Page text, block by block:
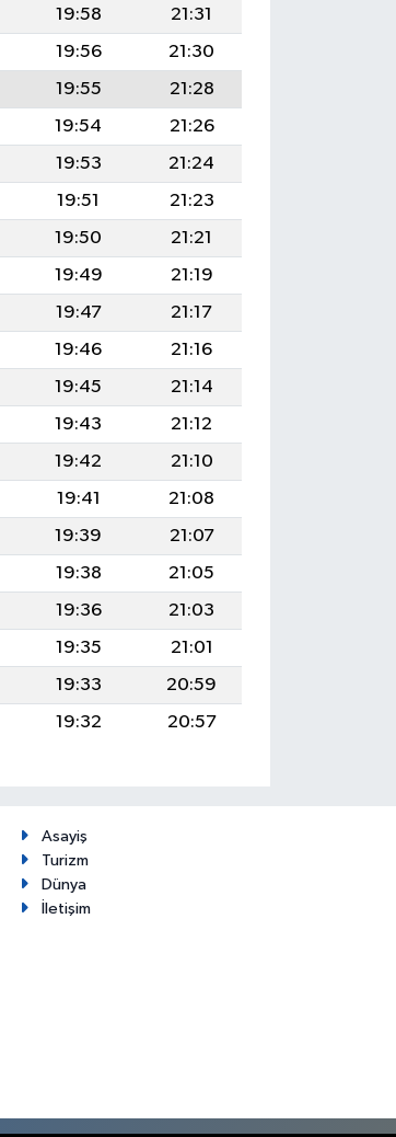
19:58
21:31
19:56
21:30
19:55
21:28
19:54
21:26
19:53
21:24
19:51
21:23
19:50
21:21
19:49
21:19
19:47
21:17
19:46
21:16
19:45
21:14
19:43
21:12
19:42
21:10
19:41
21:08
19:39
21:07
19:38
21:05
19:36
21:03
19:35
21:01
19:33
20:59
19:32 20:57
Asayiş
Turizm
Dünya
İletişim